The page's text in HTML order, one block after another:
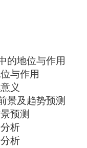
的地位与作用
与作用
义
景及趋势预测
预测
析
析